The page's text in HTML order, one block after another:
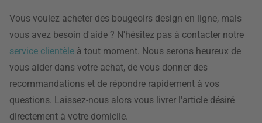
Vous voulez acheter des bougeoirs design en ligne, mais
vous avez besoin d'aide ? N'hésitez pas à contacter notre
service clientèle à tout moment. Nous serons heureux de
vous aider dans votre achat, de vous donner des
recommandations et de répondre rapidement à vos
questions. Laissez-nous alors vous livrer l'article désiré
directement à votre domicile.